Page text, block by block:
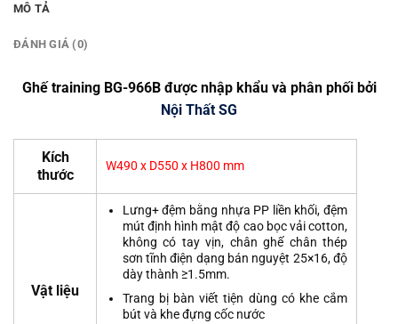
MÔ TẢ
ĐÁNH GIÁ (0)
Ghế training BG-966B được nhập khẩu và phân phối bởi
Nội Thất SG
Kích
thước
W490 x D550 x H800 mm
Vật liệu
Lưng+ đệm bằng nhựa PP liền khối, đệm
mút định hình mật độ cao bọc vải cotton,
không có tay vịn, chân ghế chân thép
sơn tĩnh điện dạng bán nguyệt 25×16, độ
dày thành ≥1.5mm.
Trang bị bàn viết tiện dùng có khe cắm
bút và khe đựng cốc nước